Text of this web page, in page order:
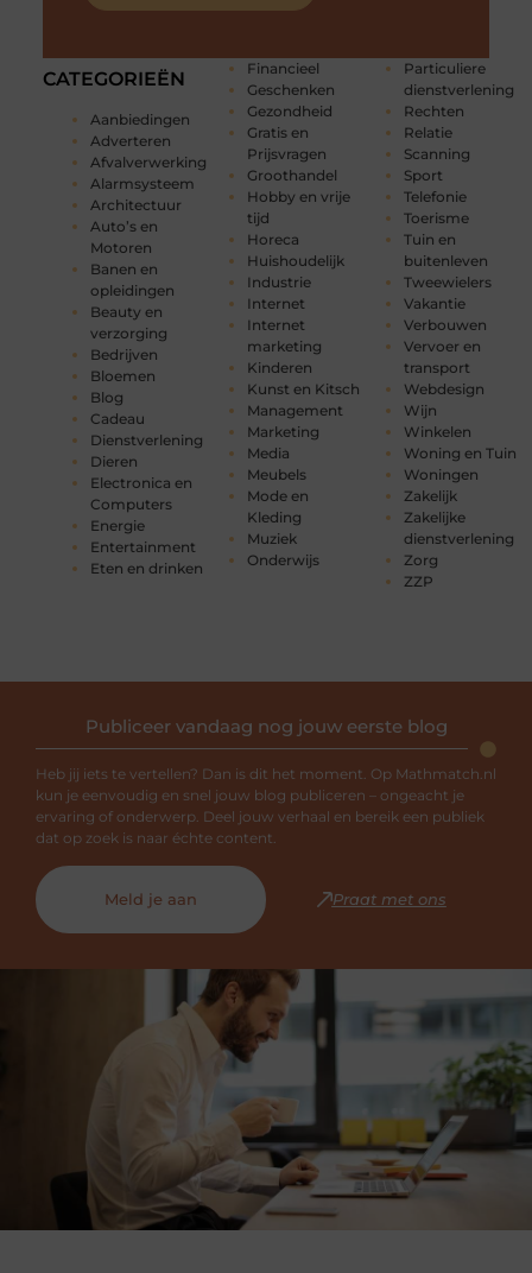
CATEGORIEËN
Aanbiedingen
Adverteren
Afvalverwerking
Alarmsysteem
Architectuur
Auto’s en
Motoren
Banen en
opleidingen
Beauty en
verzorging
Bedrijven
Bloemen
Blog
Cadeau
Dienstverlening
Dieren
Electronica en
Computers
Energie
Entertainment
Eten en drinken
Financieel
Geschenken
Gezondheid
Gratis en
Prijsvragen
Groothandel
Hobby en vrije
tijd
Horeca
Huishoudelijk
Industrie
Internet
Internet
marketing
Kinderen
Kunst en Kitsch
Management
Marketing
Media
Meubels
Mode en
Kleding
Muziek
Onderwijs
Particuliere
dienstverlening
Rechten
Relatie
Scanning
Sport
Telefonie
Toerisme
Tuin en
buitenleven
Tweewielers
Vakantie
Verbouwen
Vervoer en
transport
Webdesign
Wijn
Winkelen
Woning en Tuin
Woningen
Zakelijk
Zakelijke
dienstverlening
Zorg
ZZP
Publiceer vandaag nog jouw eerste blog
Heb jij iets te vertellen? Dan is dit het moment. Op Mathmatch.nl
kun je eenvoudig en snel jouw blog publiceren – ongeacht je
ervaring of onderwerp. Deel jouw verhaal en bereik een publiek
dat op zoek is naar échte content.
Meld je aan Praat met ons